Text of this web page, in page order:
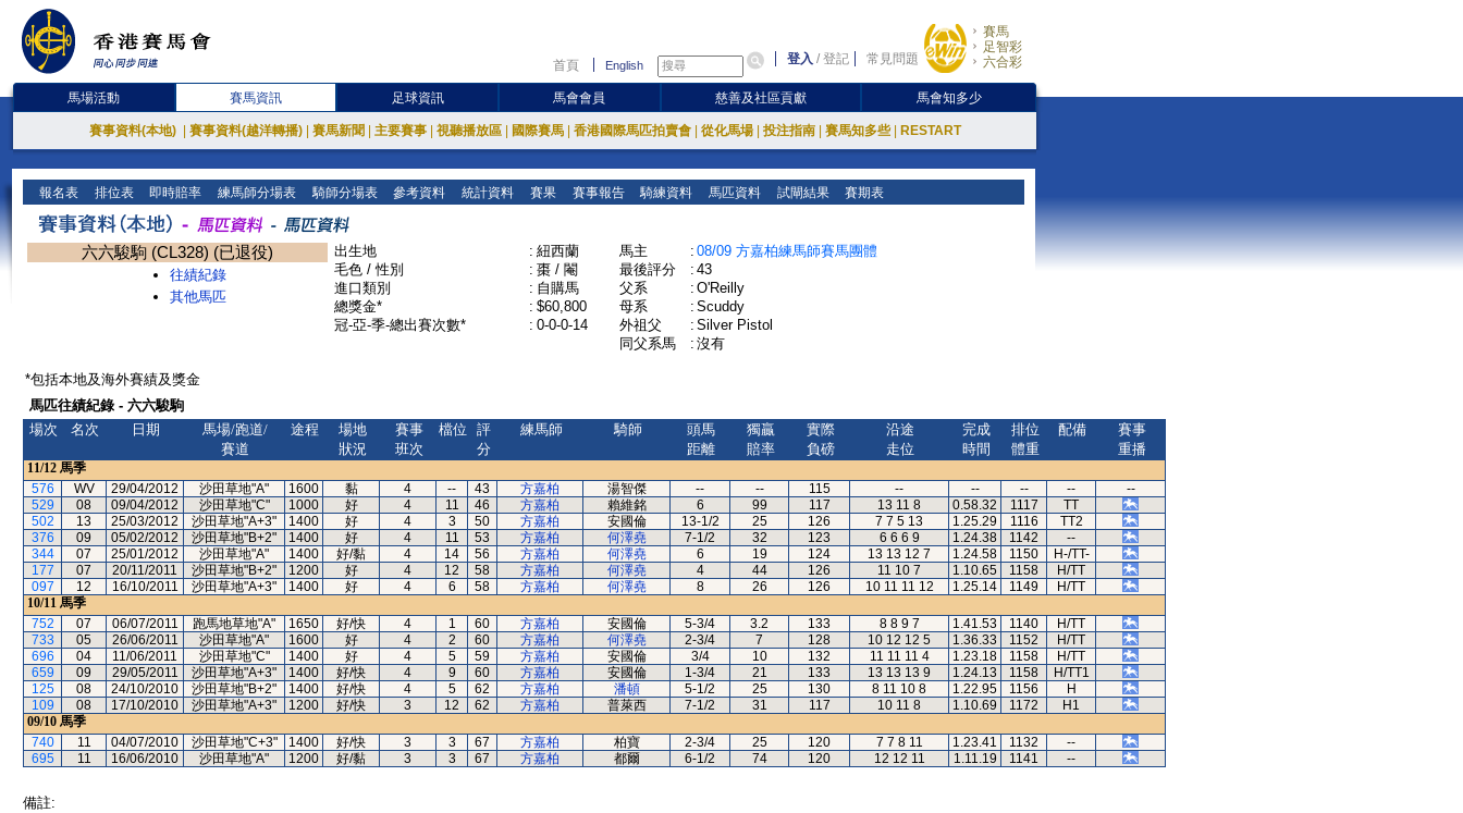
首頁 English 登入 /登記 常見問題
賽馬
足智彩
六合彩
馬場活動 賽馬資訊 足球資訊 馬會會員 慈善及社區貢獻 馬會知多少
賽事資料(本地) 賽事資料(越洋轉播) 賽馬新聞 主要賽事 視聽播放區 國際賽馬 香港國際馬匹拍賣會 從化馬場 投注指南 賽馬知多些 RESTART
報名表 排位表 即時賠率 練馬師分場表 騎師分場表 參考資料 統計資料 賽果 賽事報告 騎練資料 馬匹資料 試閘結果 賽期表
六六駿駒 (CL328) (已退役)
往績紀錄
其他馬匹
出生地 : 紐西蘭
毛色 / 性別
: 棗 / 閹
進口類別
: 自購馬
總獎金*
: $60,800
冠-亞-季-總出賽次數*
: 0-0-0-14
馬主 : 08/09 方嘉柏練馬師賽馬團體
最後評分
: 43
父系
: O'Reilly
母系
: Scuddy
外祖父
: Silver Pistol
同父系馬
: 沒有
*包括本地及海外賽績及獎金
馬匹往績紀錄 - 六六駿駒
場次
名次 日期
馬場/跑道/
賽道
途程
場地
狀況
賽事
班次
檔位
評
分
練馬師 騎師
頭馬
距離
獨贏
賠率
實際
負磅
沿途
走位
完成
時間
排位
體重
配備
賽事
重播
11/12 馬季
576
WV 29/04/2012 沙田草地"A" 1600 黏 4 -- 43 方嘉柏 湯智傑 -- -- 115 -- -- -- --
--
529
08 09/04/2012 沙田草地"C" 1000 好 4 11 46 方嘉柏 賴維銘 6 99 117 13 11 8 0.58.32 1117
TT
502
13 25/03/2012 沙田草地"A+3" 1400 好 4 3 50 方嘉柏 安國倫 13-1/2 25 126 7 7 5 13 1.25.29 1116
TT2
376
09 05/02/2012 沙田草地"B+2" 1400 好 4 11 53 方嘉柏 何澤堯 7-1/2 32 123 6 6 6 9 1.24.38 1142
--
344
07 25/01/2012 沙田草地"A" 1400 好/黏 4 14 56 方嘉柏 何澤堯 6 19 124 13 13 12 7 1.24.58 1150
H-/TT-
177
07 20/11/2011 沙田草地"B+2" 1200 好 4 12 58 方嘉柏 何澤堯 4 44 126 11 10 7 1.10.65 1158
H/TT
097
12 16/10/2011 沙田草地"A+3" 1400 好 4 6 58 方嘉柏 何澤堯 8 26 126 10 11 11 12 1.25.14 1149
H/TT
10/11 馬季
752
07 06/07/2011 跑馬地草地"A" 1650 好/快 4 1 60 方嘉柏 安國倫 5-3/4 3.2 133 8 8 9 7 1.41.53 1140
H/TT
733
05 26/06/2011 沙田草地"A" 1600 好 4 2 60 方嘉柏 何澤堯 2-3/4 7 128 10 12 12 5 1.36.33 1152
H/TT
696
04 11/06/2011 沙田草地"C" 1400 好 4 5 59 方嘉柏 安國倫 3/4 10 132 11 11 11 4 1.23.18 1158
H/TT
659
09 29/05/2011 沙田草地"A+3" 1400 好/快 4 9 60 方嘉柏 安國倫 1-3/4 21 133 13 13 13 9 1.24.13 1158
H/TT1
125
08 24/10/2010 沙田草地"B+2" 1400 好/快 4 5 62 方嘉柏 潘頓 5-1/2 25 130 8 11 10 8 1.22.95 1156
H
109
08 17/10/2010 沙田草地"A+3" 1200 好/快 3 12 62 方嘉柏 普萊西 7-1/2 31 117 10 11 8 1.10.69 1172
H1
09/10 馬季
740
11 04/07/2010 沙田草地"C+3" 1400 好/快 3 3 67 方嘉柏 柏寶 2-3/4 25 120 7 7 8 11 1.23.41 1132
--
695
11 16/06/2010 沙田草地"A" 1200 好/黏 3 3 67 方嘉柏 都爾 6-1/2 74 120 12 12 11 1.11.19 1141 --
備註: